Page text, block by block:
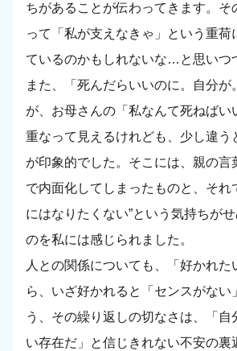
ちがあることが伝わってきます。そ
って「私が支えなきゃ」という重荷
ているのかもしれないな…と思いつ
また、「死んだらいいのに。自分が
が、お母さんの「私なんて死ねばい
重なって見えるけれども、少し違う
が印象的でした。そこには、親の言
で内面化してしまったものと、それ
にはなりたくない”という気持ちが
のを私には感じられました。
人との関係についても、「好かれた
ら、いざ好かれると「センスがない
う、その繰り返しの切なさは、「自
い存在だ」と信じきれない不安の裏